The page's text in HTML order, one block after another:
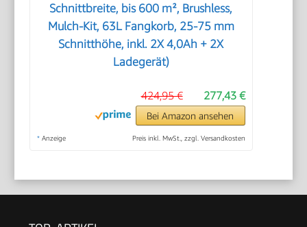
Schnittbreite, bis 600 m², Brushless,
Mulch-Kit, 63L Fangkorb, 25-75 mm
Schnitthöhe, inkl. 2X 4,0Ah + 2X
Ladegerät)
277,43 €
424,95 €
Bei Amazon ansehen
* Anzeige Preis inkl. MwSt., zzgl. Versandkosten